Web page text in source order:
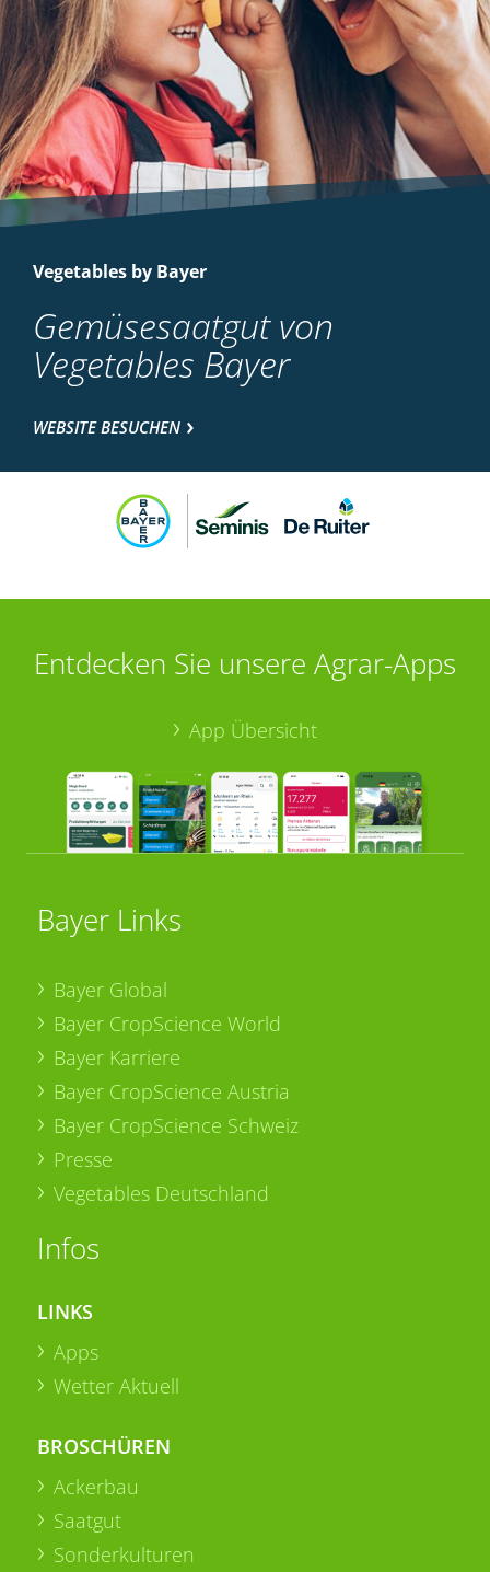
Vegetables by Bayer
Gemüsesaatgut von
Vegetables Bayer
WEBSITE BESUCHEN
Entdecken Sie unsere Agrar-Apps
App Übersicht
Bayer Links
Bayer Global
Bayer CropScience World
Bayer Karriere
Bayer CropScience Austria
Bayer CropScience Schweiz
Presse
Vegetables Deutschland
Infos
LINKS
Apps
Wetter Aktuell
BROSCHÜREN
Ackerbau
Saatgut
Sonderkulturen